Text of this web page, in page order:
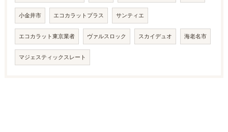
小金井市 エコカラットプラス サンティエ
エコカラット東京業者 ヴァルスロック スカイデュオ 海老名市
マジェスティックスレート